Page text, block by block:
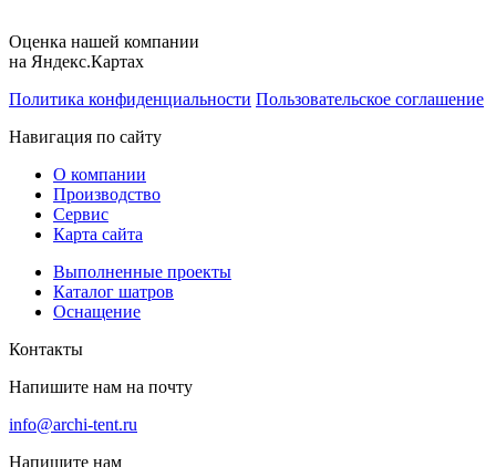
Оценка нашей компании
на Яндекс.Картах
Политика конфиденциальности Пользовательское соглашение
Навигация по сайту
О компании
Производство
Сервис
Карта сайта
Выполненные проекты
Каталог шатров
Оснащение
Контакты
Напишите нам на почту
info@archi-tent.ru
Напишите нам